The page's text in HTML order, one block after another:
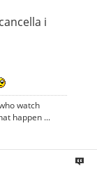
i
watch
happen ...